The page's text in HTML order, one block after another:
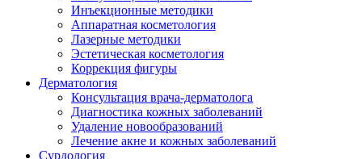
Инъекционные методики
Аппаратная косметология
Лазерные методики
Эстетическая косметология
Коррекция фигуры
Дерматология
Консультация врача-дерматолога
Диагностика кожных заболеваний
Удаление новообразований
Лечение акне и кожных заболеваний
Сурдология